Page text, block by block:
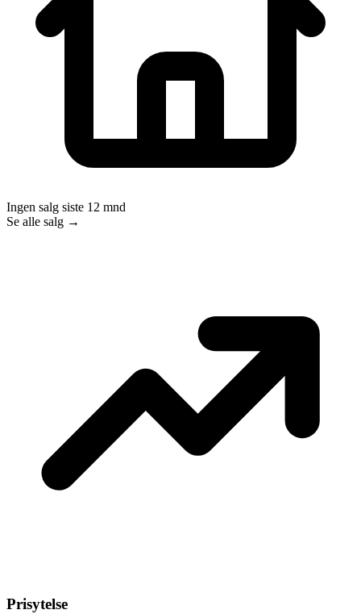
Ingen salg siste 12 mnd
Se alle salg →
Prisytelse